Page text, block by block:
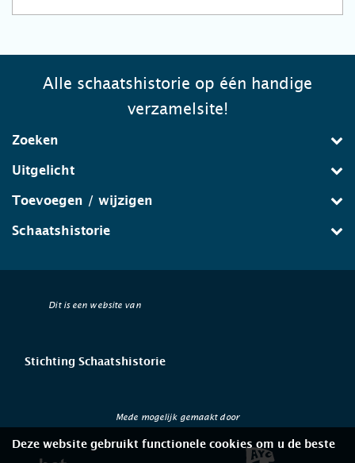
Alle schaatshistorie op één handige
verzamelsite!
Zoeken
Uitgelicht
Toevoegen / wijzigen
Schaatshistorie
Dit is een website van
Stichting Schaatshistorie
Mede mogelijk gemaakt door
Deze website gebruikt functionele cookies om u de beste